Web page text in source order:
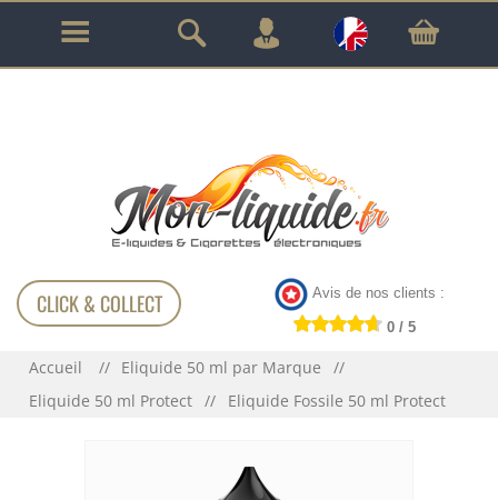
GARANTIE À VIE SUR TOUT LE MATÉRIEL
!!!
CLICK & COLLECT Avis de nos clients :
0 / 5
Accueil
Eliquide 50 ml par Marque
Eliquide 50 ml Protect
Eliquide Fossile 50 ml Protect